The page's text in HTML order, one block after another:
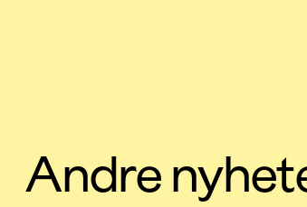
Andre